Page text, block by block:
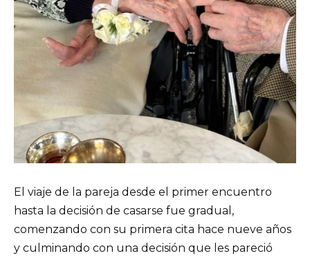
El viaje de la pareja desde el primer encuentro
hasta la decisión de casarse fue gradual,
comenzando con su primera cita hace nueve años
y culminando con una decisión que les pareció